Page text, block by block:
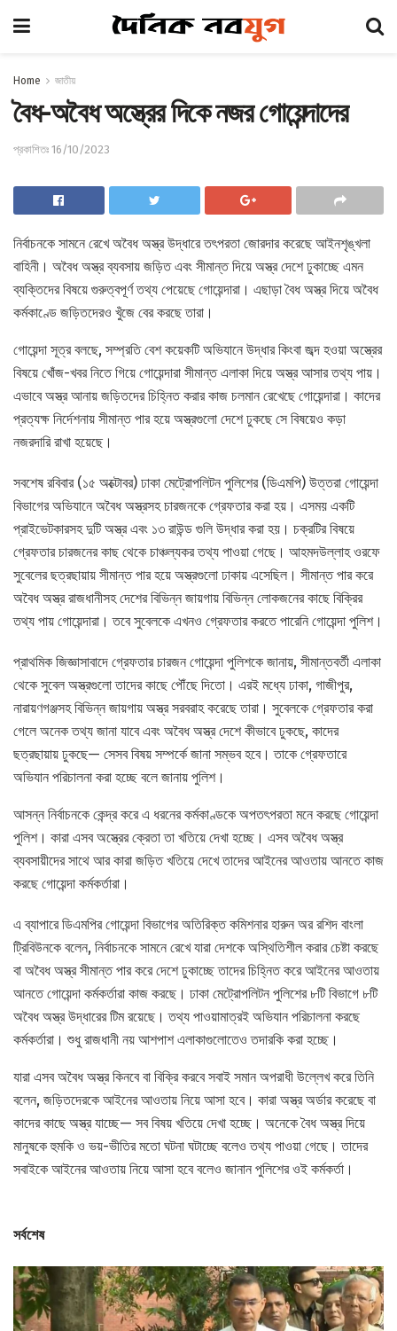
Home জাতীয়
বৈধ-অবৈধ অস্ত্রের দিকে নজর গোয়েন্দাদের
প্রকাশিতঃ 16/10/2023
নির্বাচনকে সামনে রেখে অবৈধ অস্ত্র উদ্ধারে তৎপরতা জোরদার করেছে আইনশৃঙ্খলা
বাহিনী। অবৈধ অস্ত্র ব্যবসায় জড়িত এবং সীমান্ত দিয়ে অস্ত্র দেশে ঢুকাচ্ছে এমন
ব্যক্তিদের বিষয়ে গুরুত্বপূর্ণ তথ্য পেয়েছে গোয়েন্দারা। এছাড়া বৈধ অস্ত্র দিয়ে অবৈধ
কর্মকাণ্ডে জড়িতদেরও খুঁজে বের করছে তারা।
গোয়েন্দা সূত্র বলছে, সম্প্রতি বেশ কয়েকটি অভিযানে উদ্ধার কিংবা জব্দ হওয়া অস্ত্রের
বিষয়ে খোঁজ-খবর নিতে গিয়ে গোয়েন্দারা সীমান্ত এলাকা দিয়ে অস্ত্র আসার তথ্য পায়।
এভাবে অস্ত্র আনায় জড়িতদের চিহ্নিত করার কাজ চলমান রেখেছে গোয়েন্দারা। কাদের
প্রত্যক্ষ নির্দেশনায় সীমান্ত পার হয়ে অস্ত্রগুলো দেশে ঢুকছে সে বিষয়েও কড়া
নজরদারি রাখা হয়েছে।
সবশেষ রবিবার (১৫ অক্টোবর) ঢাকা মেট্রোপলিটন পুলিশের (ডিএমপি) উত্তরা গোয়েন্দা
বিভাগের অভিযানে অবৈধ অস্ত্রসহ চারজনকে গ্রেফতার করা হয়। এসময় একটি
প্রাইভেটকারসহ দুটি অস্ত্র এবং ১৩ রাউন্ড গুলি উদ্ধার করা হয়। চক্রটির বিষয়ে
গ্রেফতার চারজনের কাছ থেকে চাঞ্চল্যকর তথ্য পাওয়া গেছে। আহমদউল্লাহ ওরফে
সুবেলের ছত্রছায়ায় সীমান্ত পার হয়ে অস্ত্রগুলো ঢাকায় এসেছিল। সীমান্ত পার করে
অবৈধ অস্ত্র রাজধানীসহ দেশের বিভিন্ন জায়গায় বিভিন্ন লোকজনের কাছে বিক্রির
তথ্য পায় গোয়েন্দারা। তবে সুবেলকে এখনও গ্রেফতার করতে পারেনি গোয়েন্দা পুলিশ।
প্রাথমিক জিজ্ঞাসাবাদে গ্রেফতার চারজন গোয়েন্দা পুলিশকে জানায়, সীমান্তবর্তী এলাকা
থেকে সুবেল অস্ত্রগুলো তাদের কাছে পৌঁছে দিতো। এরই মধ্যে ঢাকা, গাজীপুর,
নারায়ণগঞ্জসহ বিভিন্ন জায়গায় অস্ত্র সরবরাহ করেছে তারা। সুবেলকে গ্রেফতার করা
গেলে অনেক তথ্য জানা যাবে এবং অবৈধ অস্ত্র দেশে কীভাবে ঢুকছে, কাদের
ছত্রছায়ায় ঢুকছে— সেসব বিষয় সম্পর্কে জানা সম্ভব হবে। তাকে গ্রেফতারে
অভিযান পরিচালনা করা হচ্ছে বলে জানায় পুলিশ।
আসন্ন নির্বাচনকে কেন্দ্র করে এ ধরনের কর্মকাণ্ডকে অপতৎপরতা মনে করছে গোয়েন্দা
পুলিশ। কারা এসব অস্ত্রের ক্রেতা তা খতিয়ে দেখা হচ্ছে। এসব অবৈধ অস্ত্র
ব্যবসায়ীদের সাথে আর কারা জড়িত খতিয়ে দেখে তাদের আইনের আওতায় আনতে কাজ
করছে গোয়েন্দা কর্মকর্তারা।
এ ব্যাপারে ডিএমপির গোয়েন্দা বিভাগের অতিরিক্ত কমিশনার হারুন অর রশিদ বাংলা
ট্রিবিউনকে বলেন, নির্বাচনকে সামনে রেখে যারা দেশকে অস্থিতিশীল করার চেষ্টা করছে
বা অবৈধ অস্ত্র সীমান্ত পার করে দেশে ঢুকাচ্ছে তাদের চিহ্নিত করে আইনের আওতায়
আনতে গোয়েন্দা কর্মকর্তারা কাজ করছে। ঢাকা মেট্রোপলিটন পুলিশের ৮টি বিভাগে ৮টি
অবৈধ অস্ত্র উদ্ধারের টিম রয়েছে। তথ্য পাওয়ামাত্রই অভিযান পরিচালনা করছে
কর্মকর্তারা। শুধু রাজধানী নয় আশপাশ এলাকাগুলোতেও তদারকি করা হচ্ছে।
যারা এসব অবৈধ অস্ত্র কিনবে বা বিক্রি করবে সবাই সমান অপরাধী উল্লেখ করে তিনি
বলেন, জড়িতদেরকে আইনের আওতায় নিয়ে আসা হবে। কারা অস্ত্র অর্ডার করেছে বা
কাদের কাছে অস্ত্র যাচ্ছে— সব বিষয় খতিয়ে দেখা হচ্ছে। অনেকে বৈধ অস্ত্র দিয়ে
মানুষকে হুমকি ও ভয়-ভীতির মতো ঘটনা ঘটাচ্ছে বলেও তথ্য পাওয়া গেছে। তাদের
সবাইকে আইনের আওতায় নিয়ে আসা হবে বলেও জানান পুলিশের ওই কর্মকর্তা।
সর্বশেষ